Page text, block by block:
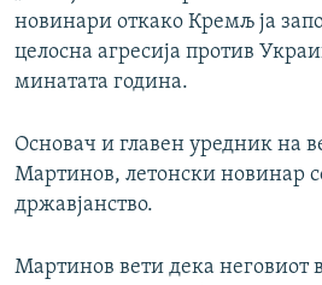
новинари откако Кремљ ја
целосна агресија против
минатата година.
Основач и главен уредник на
Мартинов, летонски новинар
државјанство.
Мартинов вети дека неговиот